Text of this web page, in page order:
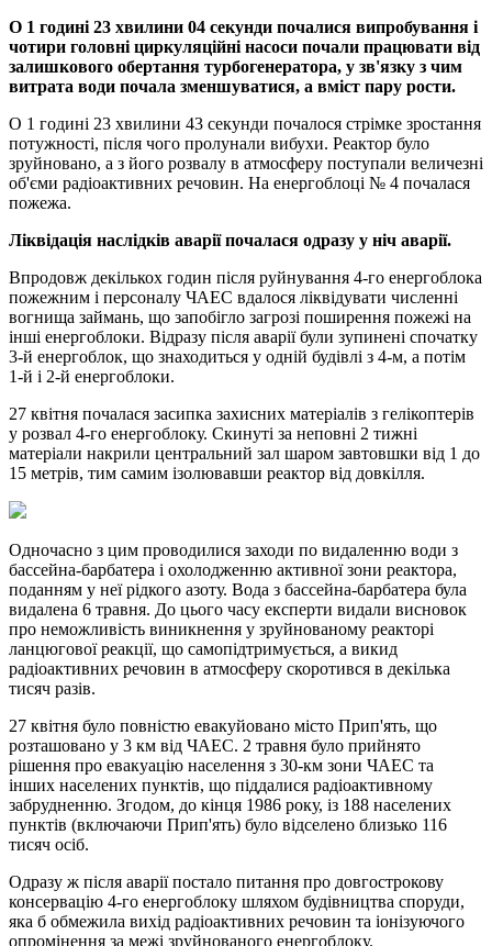
О 1 годині 23 хвилини 04 секунди почалися випробування і
чотири головні циркуляційні насоси почали працювати від
залишкового обертання турбогенератора, у зв'язку з чим
витрата води почала зменшуватися, а вміст пару рости.
О 1 годині 23 хвилини 43 секунди почалося стрімке зростання
потужності, після чого пролунали вибухи. Реактор було
зруйновано, а з його розвалу в атмосферу поступали величезні
об'єми радіоактивних речовин. На енергоблоці № 4 почалася
пожежа.
Ліквідація наслідків аварії почалася одразу у ніч аварії.
Впродовж декількох годин після руйнування 4-го енергоблока
пожежним і персоналу ЧАЕС вдалося ліквідувати численні
вогнища займань, що запобігло загрозі поширення пожежі на
інші енергоблоки. Відразу після аварії були зупинені спочатку
3-й енергоблок, що знаходиться у одній будівлі з 4-м, а потім
1-й і 2-й енергоблоки.
27 квітня почалася засипка захисних матеріалів з гелікоптерів
у розвал 4-го енергоблоку. Скинуті за неповні 2 тижні
матеріали накрили центральний зал шаром завтовшки від 1 до
15 метрів, тим самим ізолювавши реактор від довкілля.
Одночасно з цим проводилися заходи по видаленню води з
бассейна-барбатера і охолодженню активної зони реактора,
поданням у неї рідкого азоту. Вода з бассейна-барбатера була
видалена 6 травня. До цього часу експерти видали висновок
про неможливість виникнення у зруйнованому реакторі
ланцюгової реакції, що самопідтримується, а викид
радіоактивних речовин в атмосферу скоротився в декілька
тисяч разів.
27 квітня було повністю евакуйовано місто Прип'ять, що
розташовано у 3 км від ЧАЕС. 2 травня було прийнято
рішення про евакуацію населення з 30-км зони ЧАЕС та
інших населених пунктів, що піддалися радіоактивному
забрудненню. Згодом, до кінця 1986 року, із 188 населених
пунктів (включаючи Прип'ять) було відселено близько 116
тисяч осіб.
Одразу ж після аварії постало питання про довгострокову
консервацію 4-го енергоблоку шляхом будівництва споруди,
яка б обмежила вихід радіоактивних речовин та іонізуючого
опромінення за межі зруйнованого енергоблоку.